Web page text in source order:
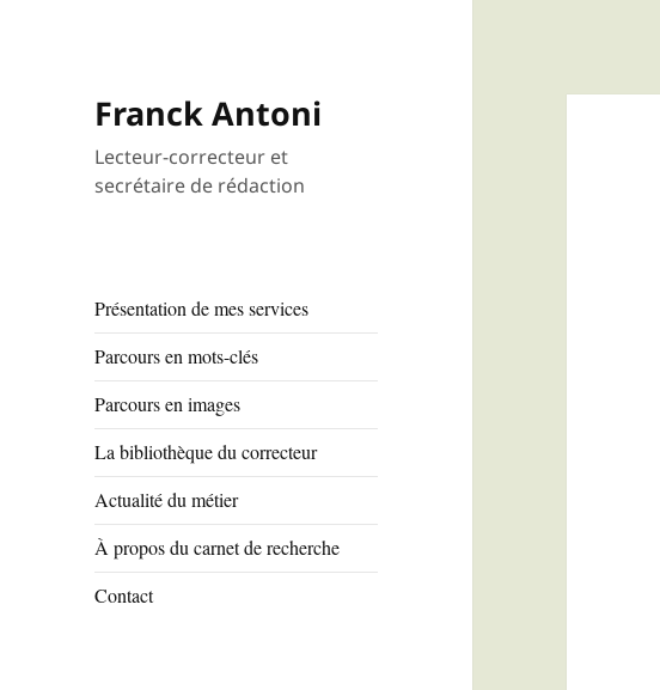
Franck Antoni
Lecteur-correcteur et
secrétaire de rédaction
Présentation de mes services
Parcours en mots-clés
Parcours en images
La bibliothèque du correcteur
Actualité du métier
À propos du carnet de recherche
Contact